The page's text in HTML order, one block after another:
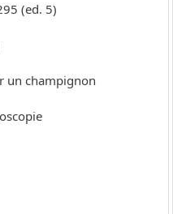
(ed. 5)
un champignon